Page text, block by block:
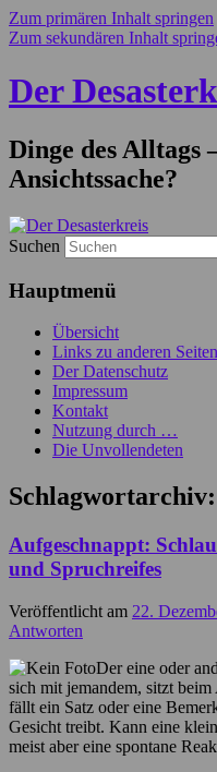
Zum primären Inhalt springen
Zum sekundären Inhalt
Der
Dinge des Alltags
Ansichtssache?
Suchen
Hauptmenü
Übersicht
Links zu anderen Seiten
Der Datenschutz
Impressum
Kontakt
Nutzung durch …
Die Unvollendeten
Schlagwortarchiv:
Aufgeschnappt:
und Spruchreifes
Veröffentlicht am 22.
Antworten
Der eine oder
sich mit jemandem, sitzt
fällt ein Satz oder eine
Gesicht treibt. Kann eine
meist aber eine spontane